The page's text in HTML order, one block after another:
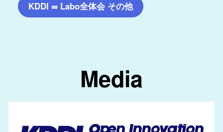
KDDI ∞ Labo全体会 その他
Media